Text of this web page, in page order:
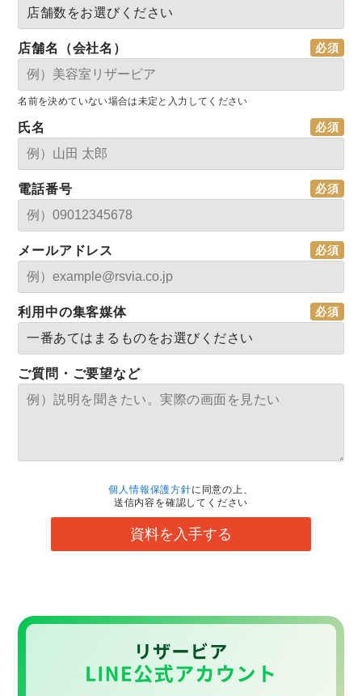
店舗名（会社名）
名前を決めていない場合は未定と入力してください
氏名
電話番号
メールアドレス
利用中の集客媒体
ご質問・ご要望など
個人情報保護方針に同意の上、
送信内容を確認してください
資料を入手する